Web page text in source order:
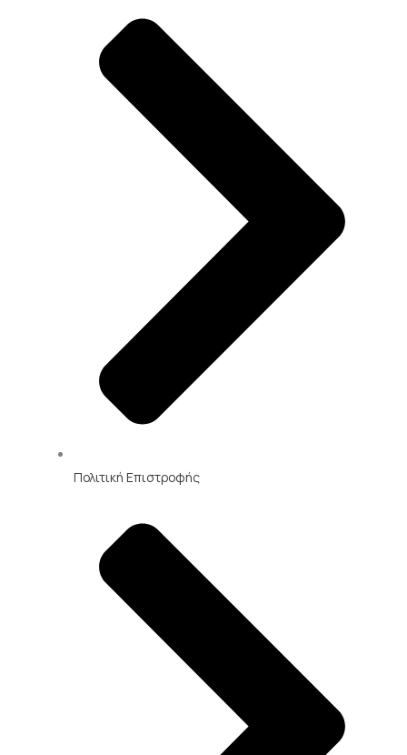
Πολιτική Επιστροφής